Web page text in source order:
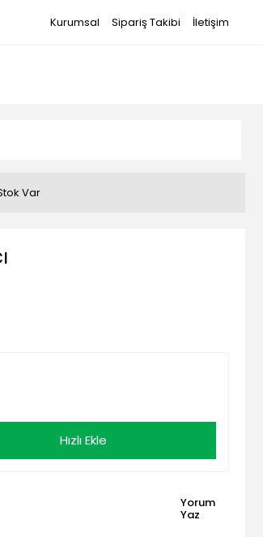
Kurumsal Sipariş Takibi İletişim
Var
Hızlı Ekle
Yorum
Yaz